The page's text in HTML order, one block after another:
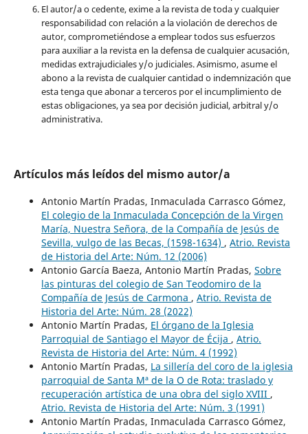
El autor/a o cedente, exime a la revista de toda y cualquier
responsabilidad con relación a la violación de derechos de
autor, comprometiéndose a emplear todos sus esfuerzos
para auxiliar a la revista en la defensa de cualquier acusación,
medidas extrajudiciales y/o judiciales. Asimismo, asume el
abono a la revista de cualquier cantidad o indemnización que
esta tenga que abonar a terceros por el incumplimiento de
estas obligaciones, ya sea por decisión judicial, arbitral y/o
administrativa.
Artículos más leídos del mismo autor/a
Antonio Martín Pradas, Inmaculada Carrasco Gómez,
El colegio de la Inmaculada Concepción de la Virgen
María, Nuestra Señora, de la Compañía de Jesús de
Sevilla, vulgo de las Becas, (1598-1634) , Atrio. Revista
de Historia del Arte: Núm. 12 (2006)
Antonio García Baeza, Antonio Martín Pradas, Sobre
las pinturas del colegio de San Teodomiro de la
Compañía de Jesús de Carmona , Atrio. Revista de
Historia del Arte: Núm. 28 (2022)
Antonio Martín Pradas, El órgano de la Iglesia
Parroquial de Santiago el Mayor de Écija , Atrio.
Revista de Historia del Arte: Núm. 4 (1992)
Antonio Martín Pradas, La sillería del coro de la iglesia
parroquial de Santa Mª de la O de Rota: traslado y
recuperación artística de una obra del siglo XVIII ,
Atrio. Revista de Historia del Arte: Núm. 3 (1991)
Antonio Martín Pradas, Inmaculada Carrasco Gómez,